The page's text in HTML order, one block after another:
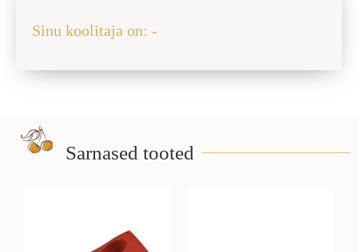
Sinu koolitaja on: -
Sarnased tooted